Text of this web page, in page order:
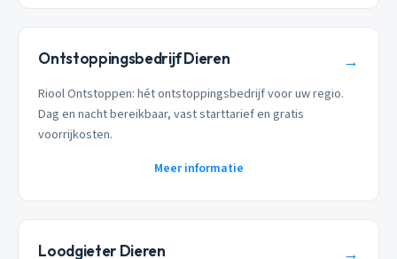
Ontstoppingsbedrijf Dieren →
Riool Ontstoppen: hét ontstoppingsbedrijf voor uw regio.
Dag en nacht bereikbaar, vast starttarief en gratis
voorrijkosten.
Meer informatie
Loodgieter Dieren →